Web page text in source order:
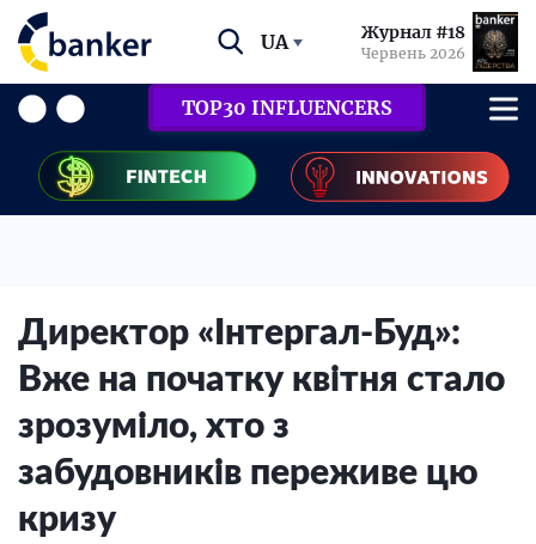
UA Журнал #18
Червень 2026
TOP30 INFLUENCERS
Директор «Інтергал-Буд»:
Вже на початку квітня стало
зрозуміло, хто з
забудовників переживе цю
кризу